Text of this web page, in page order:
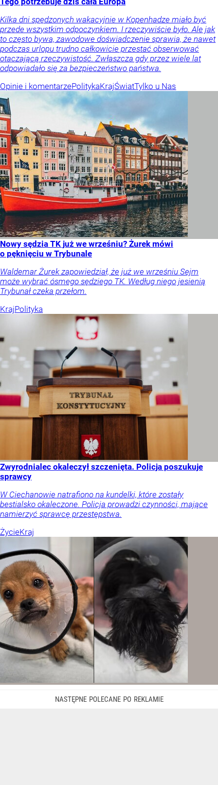
Kilka dni spędzonych wakacyjnie w Kopenhadze miało być
przede wszystkim odpoczynkiem. I rzeczywiście było. Ale jak
to często bywa, zawodowe doświadczenie sprawia, że nawet
podczas urlopu trudno całkowicie przestać obserwować
otaczającą rzeczywistość. Zwłaszcza gdy przez wiele lat
odpowiadało się za bezpieczeństwo państwa.
Opinie i komentarzePolitykaKrajŚwiatTylko u Nas
Nowy sędzia TK już we wrześniu? Żurek mówi
o pęknięciu w Trybunale
Waldemar Żurek zapowiedział, że już we wrześniu Sejm
może wybrać ósmego sędziego TK. Według niego jesienią
Trybunał czeka przełom.
KrajPolityka
Zwyrodnialec okaleczył szczenięta. Policja poszukuje
sprawcy
W Ciechanowie natrafiono na kundelki, które zostały
bestialsko okaleczone. Policja prowadzi czynności, mające
namierzyć sprawcę przestępstwa.
ŻycieKraj